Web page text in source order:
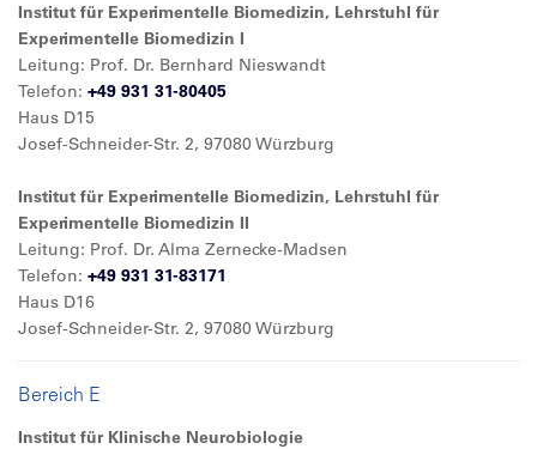
Institut für Experimentelle Biomedizin, Lehrstuhl für
Experimentelle Biomedizin I
Leitung: Prof. Dr. Bernhard Nieswandt
Telefon: +49 931 31-80405
Haus D15
Josef-Schneider-Str. 2, 97080 Würzburg
Institut für Experimentelle Biomedizin, Lehrstuhl für
Experimentelle Biomedizin II
Leitung: Prof. Dr. Alma Zernecke-Madsen
Telefon: +49 931 31-83171
Haus D16
Josef-Schneider-Str. 2, 97080 Würzburg
Bereich E
Institut für Klinische Neurobiologie